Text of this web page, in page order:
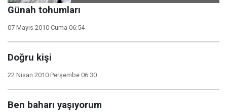
Günah tohumları
07 Mayıs 2010 Cuma 06:54
Doğru kişi
22 Nisan 2010 Perşembe 06:30
Ben baharı yaşıyorum